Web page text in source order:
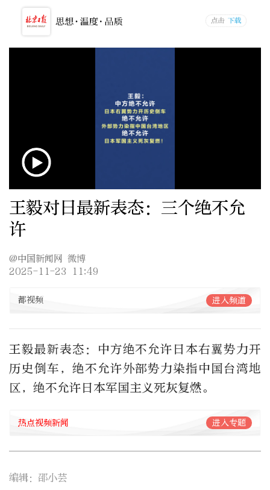
王毅对日最新表态：三个绝不允
许
@中国新闻网 微博
2025-11-23 11:49
都视频 进入频道
王毅最新表态：中方绝不允许日本右翼势力开
历史倒车，绝不允许外部势力染指中国台湾地
区，绝不允许日本军国主义死灰复燃。
热点视频新闻 进入专题
编辑：邵小芸